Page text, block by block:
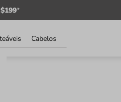
*
Cabelos